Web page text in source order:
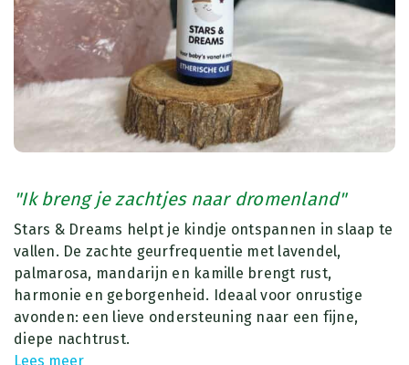
"Ik breng je zachtjes naar dromenland"
Stars & Dreams helpt je kindje ontspannen in slaap te
vallen. De zachte geurfrequentie met lavendel,
palmarosa, mandarijn en kamille brengt rust,
harmonie en geborgenheid. Ideaal voor onrustige
avonden: een lieve ondersteuning naar een fijne,
diepe nachtrust.
Lees meer